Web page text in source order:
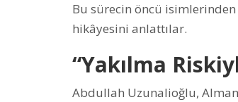
Bu sürecin öncü
hikâyesini anlattılar.
“Yakılma
Abdullah Uzunalioğlu,